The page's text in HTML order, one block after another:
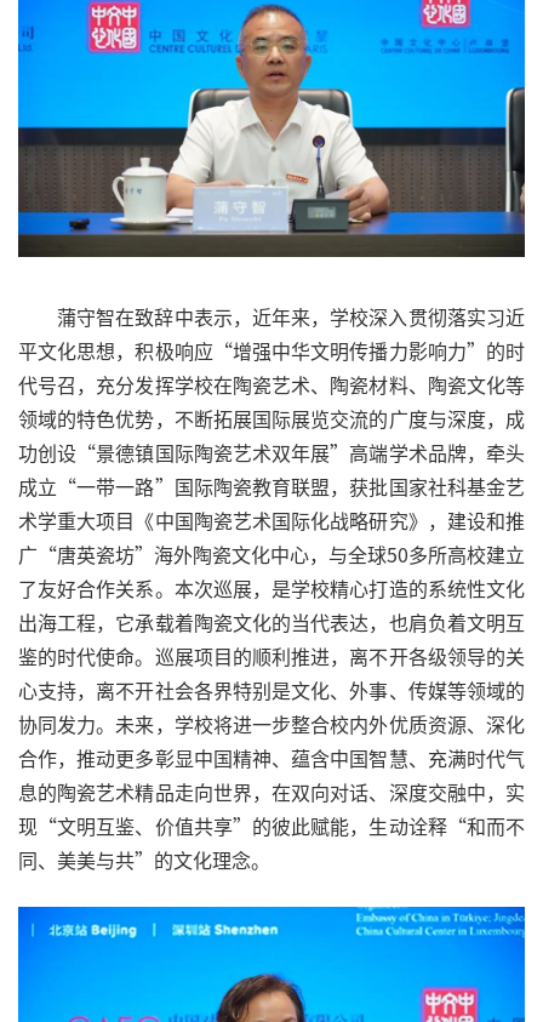
蒲守智在致辞中表示，近年来，学校深入贯彻落实习近
平文化思想，积极响应“增强中华文明传播力影响力”的时
代号召，充分发挥学校在陶瓷艺术、陶瓷材料、陶瓷文化等
领域的特色优势，不断拓展国际展览交流的广度与深度，成
功创设“景德镇国际陶瓷艺术双年展”高端学术品牌，牵头
成立“一带一路”国际陶瓷教育联盟，获批国家社科基金艺
术学重大项目《中国陶瓷艺术国际化战略研究》，建设和推
广“唐英瓷坊”海外陶瓷文化中心，与全球50多所高校建立
了友好合作关系。本次巡展，是学校精心打造的系统性文化
出海工程，它承载着陶瓷文化的当代表达，也肩负着文明互
鉴的时代使命。巡展项目的顺利推进，离不开各级领导的关
心支持，离不开社会各界特别是文化、外事、传媒等领域的
协同发力。未来，学校将进一步整合校内外优质资源、深化
合作，推动更多彰显中国精神、蕴含中国智慧、充满时代气
息的陶瓷艺术精品走向世界，在双向对话、深度交融中，实
现“文明互鉴、价值共享”的彼此赋能，生动诠释“和而不
同、美美与共”的文化理念。